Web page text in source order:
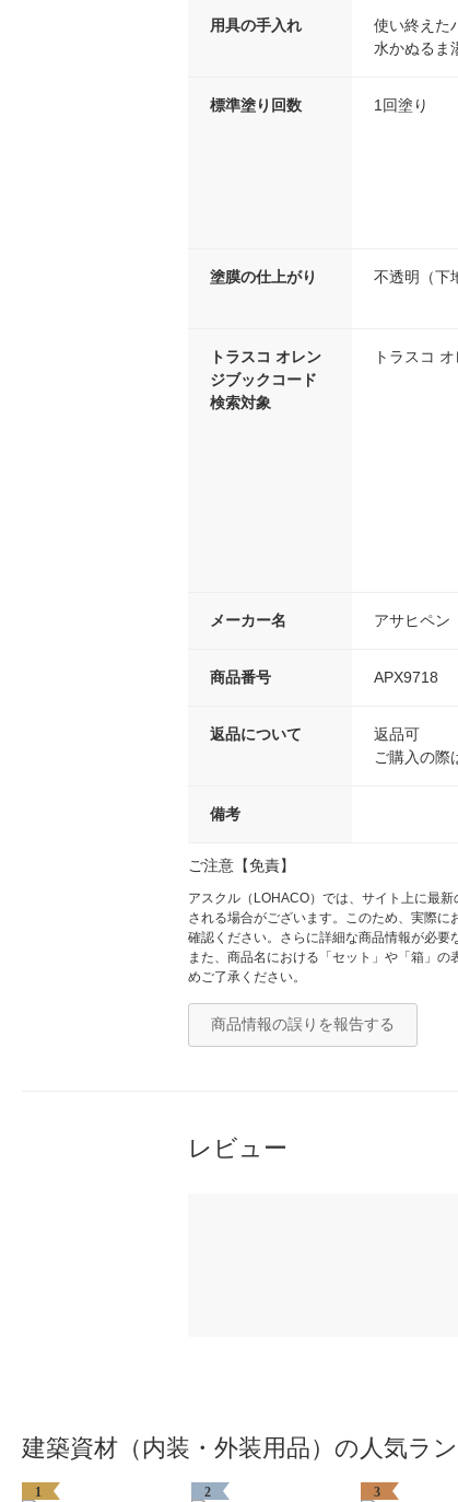
用具の手入れ
使い終えた
水かぬるま
標準塗り回数 1回塗り
塗膜の仕上がり 不透明（下
トラスコ オレン
ジブックコード
検索対象
トラスコ
メーカー名 アサヒペン
商品番号 APX9718
返品について
返品可
ご購入の際
備考
ご注意【免責】
アスクル（LOHACO）では、サイト上に最
される場合がございます。このため、実際
確認ください。さらに詳細な商品情報が必要
また、商品名における「セット」や「箱」
めご了承ください。
商品情報の誤りを報告する
レビュー
建築資材（内装・外装用品）の人気ラ
1 2 3